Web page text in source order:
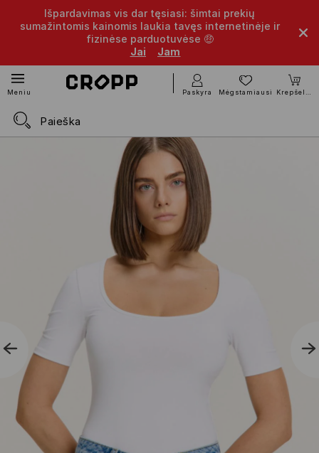
Išpardavimas vis dar tęsiasi: šimtai prekių
sumažintomis kainomis laukia tavęs internetinėje ir
fizinėse parduotuvėse 🤑
Jai
Jam
Meniu Paskyra Mėgstamiausi Krepšelis